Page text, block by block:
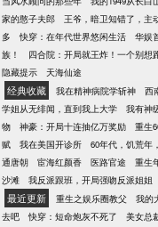
家的憨子夫郎
王爷，暗卫知错了，主
多
快穿：在年代世界悠闲生活 华娱
族！
四合院：开局就王炸！一个别想
隐藏提示
天海仙途
经典收藏 我在精神病院学斩神 西
学姐从无绯闻，直到我上大学
我有神
物
神豪：开局十连抽亿万奖励 重生
赋
我在美国开诊所 60年代，饥荒年
通唐朝
宦海红颜香 医路官途 重生
沙滩
我反派跟班，开局强吻反派姐姐
最近更新 重生之娱乐圈教父 我的
去吧
快穿：短命炮灰不死了 美女总